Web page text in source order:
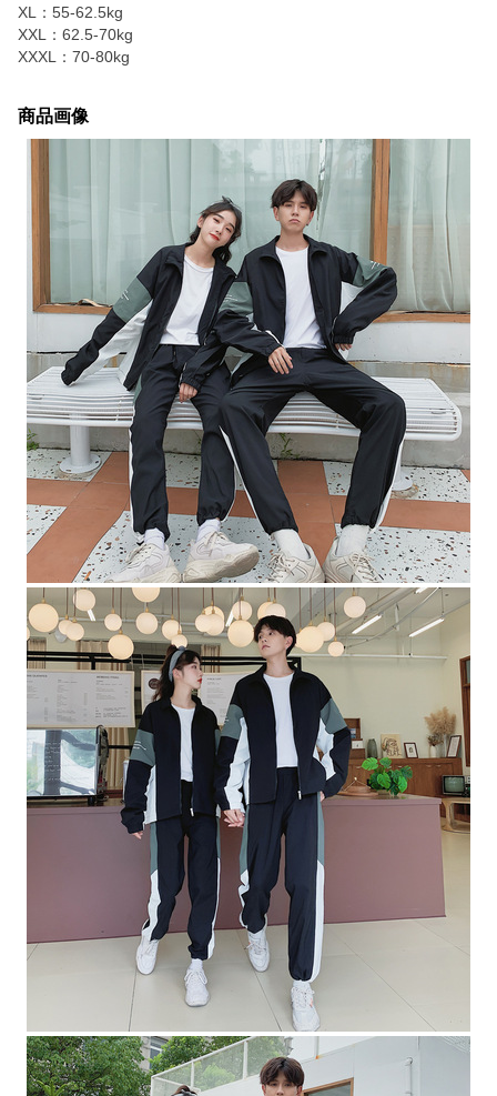
XL：55-62.5kg
XXL：62.5-70kg
XXXL：70-80kg
商品画像